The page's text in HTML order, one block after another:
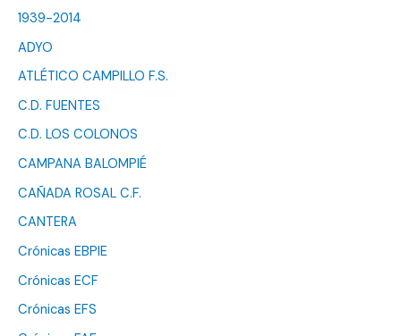
1939-2014
ADYO
ATLÉTICO CAMPILLO F.S.
C.D. FUENTES
C.D. LOS COLONOS
CAMPANA BALOMPIÉ
CAÑADA ROSAL C.F.
CANTERA
Crónicas EBPIE
Crónicas ECF
Crónicas EFS